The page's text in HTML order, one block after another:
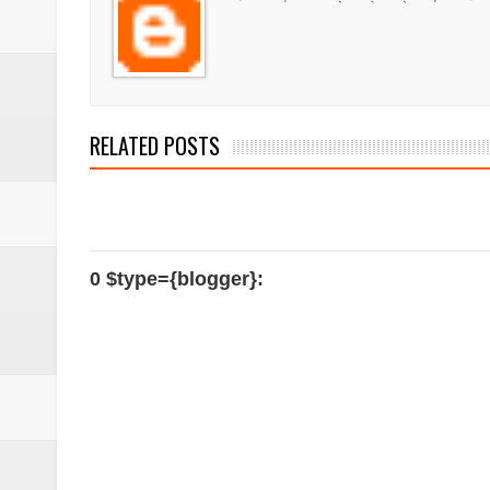
‎ইসলামপুর স্বাস্থ্য কমপ্লেক্স ১০১ শয্যায়
RELATED POSTS
0 $type={blogger}: